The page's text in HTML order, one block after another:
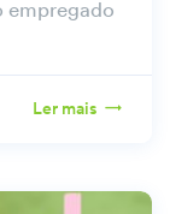
empregado
Ler mais